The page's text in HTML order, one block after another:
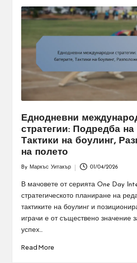
Еднодневни
стратегии: Подредба на
Тактики на боулинг,
на полето
by
By Маркъс Уитакър 01/04/2026
В мачовете от серията One Day
стратегическото планиране на
тактиките на боулинг и
играчи е от съществено значение
успех…
Read More